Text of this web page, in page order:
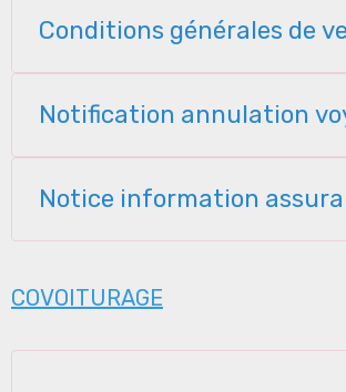
Conditions générales de
Notification annulation
Notice information
COVOITURAGE